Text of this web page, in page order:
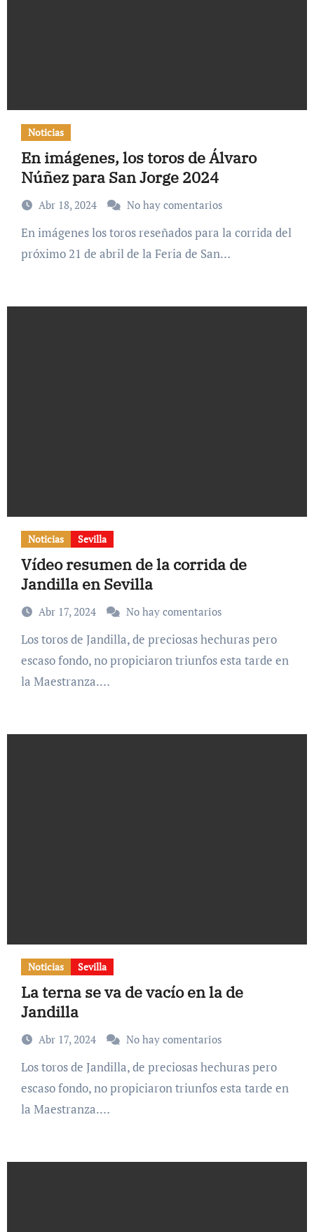
Noticias
En imágenes, los toros de Álvaro
Núñez para San Jorge 2024
Abr 18, 2024 No hay comentarios
En imágenes los toros reseñados para la corrida del
próximo 21 de abril de la Feria de San…
Noticias Sevilla
Vídeo resumen de la corrida de
Jandilla en Sevilla
Abr 17, 2024 No hay comentarios
Los toros de Jandilla, de preciosas hechuras pero
escaso fondo, no propiciaron triunfos esta tarde en
la Maestranza.…
Noticias Sevilla
La terna se va de vacío en la de
Jandilla
Abr 17, 2024 No hay comentarios
Los toros de Jandilla, de preciosas hechuras pero
escaso fondo, no propiciaron triunfos esta tarde en
la Maestranza.…